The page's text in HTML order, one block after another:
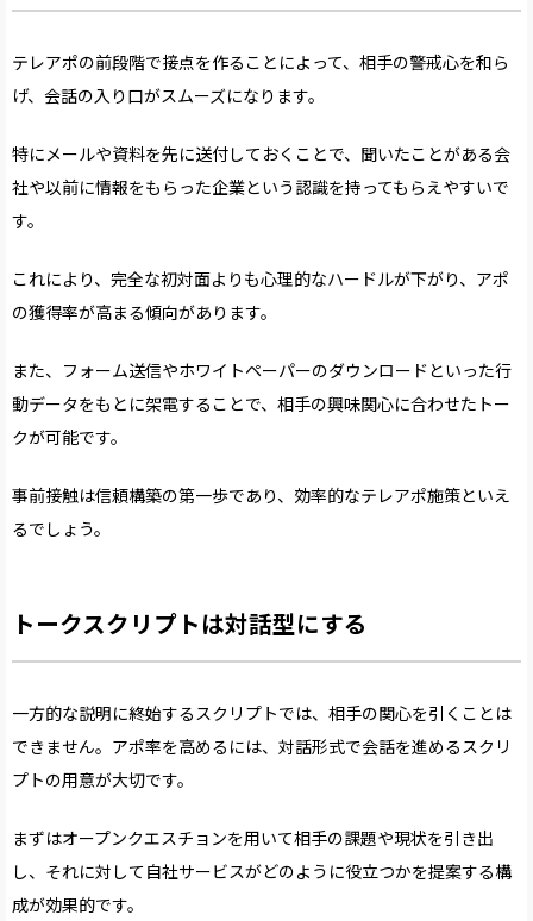
テレアポの前段階で接点を作ることによって、相手の警戒心を和ら
げ、会話の入り口がスムーズになります。
特にメールや資料を先に送付しておくことで、聞いたことがある会
社や以前に情報をもらった企業という認識を持ってもらえやすいで
す。
これにより、完全な初対面よりも心理的なハードルが下がり、アポ
の獲得率が高まる傾向があります。
また、フォーム送信やホワイトペーパーのダウンロードといった行
動データをもとに架電することで、相手の興味関心に合わせたトー
クが可能です。
事前接触は信頼構築の第一歩であり、効率的なテレアポ施策といえ
るでしょう。
トークスクリプトは対話型にする
一方的な説明に終始するスクリプトでは、相手の関心を引くことは
できません。アポ率を高めるには、対話形式で会話を進めるスクリ
プトの用意が大切です。
まずはオープンクエスチョンを用いて相手の課題や現状を引き出
し、それに対して自社サービスがどのように役立つかを提案する構
成が効果的です。